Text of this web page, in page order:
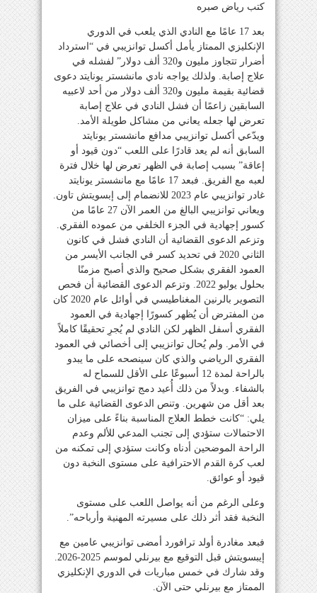
كتب رياض صبره
بعد 17 عامًا مع النادي الذي يلعب في الدوري
الإنكليزي الممتاز يأمل أكسل توانزيبي في “استرداد
أضرار تتجاوز مليون و320 ألف دولار” لفشله في
علاج إصابة. ولذلك يواجه نادي مانشستر يونايتد دعوى
قضائية بقيمة مليون و320 ألف دولار من أحد لاعبيه
السابقين زاعمًا أن فشل النادي في علاج إصابة
تعرض لها جعله يعاني من مشاكل طويلة الأمد.
ويدّعي أكسل توانزيبي مدافع مانشستر يونايتد
السابق أنه لم يعد قادرًا على اللعب “دون قيود أو
إعاقة” بسبب إصابة في الظهر تعرض لها خلال فترة
لعبه مع الفريق. فبعد 17 عامًا مع مانشستر يونايتد
غادر توانزيبي عام 2023 للانضمام إلى إبسويتش تاون.
ويعاني توانزيبي البالغ من العمر الآن 27 عامًا من
كسور إجهادية في الجزء الخلفي من عموده الفقري.
وتزعم الدعوى القضائية أن النادي فشل في كانون
الثاني 2020 في تحديد كسر في الجانب الأيسر من
العمود الفقري بشكل صحيح والذي أصبح مزمنًا
بحلول يوليو 2022. وتزعم الدعوى القضائية أن فحص
التصوير بالرنين المغناطيسي في أوائل عام 2020 كان
من المفترض أن يُظهر كسورًا إجهادية في العمود
الفقري أسفل الظهر لكن النادي لم يُجرِ تحقيقًا كاملاً
في الأمر. ولم يُحال توانزيبي إلى أخصائي في العمود
الفقري الرياضي والذي كان سينصحه على ما يبدو
بالراحة لمدة 12 أسبوعًا على الأقل للسماح له
بالشفاء. وبدلاً من ذلك أُعيد دمج توانزيبي في الفريق
بعد أقل من شهرين. وتنص الدعوى القضائية على ما
يلي: “كانت خطط العلاج المناسبة بناءً على ميزان
الاحتمالات ستؤدي إلى تجنب المدعي للألم وعدم
الراحة الموضحين أدناه وكانت ستؤدي إلى تمكنه من
لعب كرة القدم الاحترافية على مستوى النخبة دون
قيود أو عوائق.
وعلى الرغم من أنه يواصل اللعب على مستوى
النخبة فقد أثر ذلك على مسيرته المهنية وأرباحه”.
فبعد مغادرة أولد ترافورد أمضى توانزيبي عامين مع
وقد شارك في خمس مباريات في الدوري الإنكليزي
الممتاز مع بيرنلي حتى الآن.